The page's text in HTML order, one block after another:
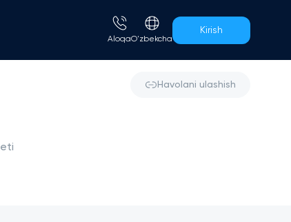
AloqaO'zbekcha
Kirish
Havolani ulashish